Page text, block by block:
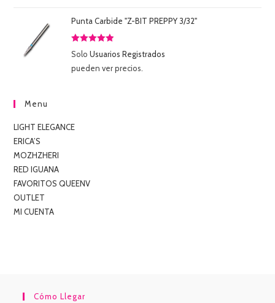
Punta Carbide "Z-BIT PREPPY 3/32"
Valorado
5
SoloUsuarios Registrados
pueden ver precios.
Menu
LIGHT ELEGANCE
ERICA’S
MOZHZHERI
RED IGUANA
FAVORITOS QUEENV
OUTLET
MI CUENTA
Cómo Llegar